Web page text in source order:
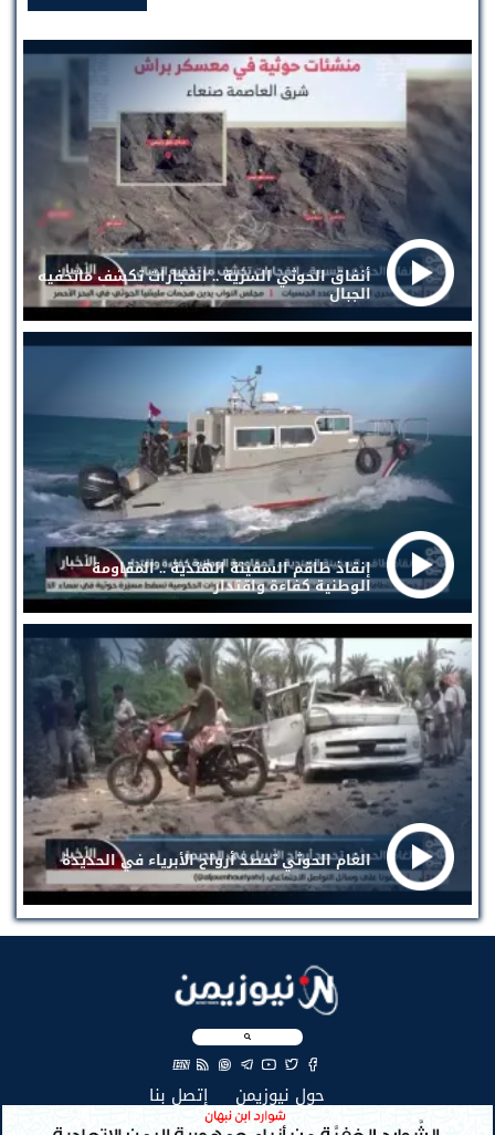
أنفاق الحوثي السرية .. انفجارات تكشف ماتخفيه
الجبال
إنقاذ طاقم السفينة الهندية .. المقاومة
الوطنية كفاءة واقتدار
الغام الحوثي تحصد أرواح الأبرياء في الحديدة
EN
حول نيوزيمن إتصل بنا
جميع الحقوق محفوظة لنيوزيمن © 2026